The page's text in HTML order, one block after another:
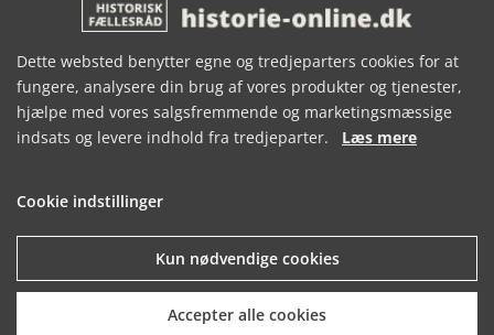
SE RELATEREDE ARTIKLER
POLEN I 1000 ÅR
KRAKÓW
KÆRLIGHED I
Dette websted benytter egne og tredjeparters cookies for at
fungere, analysere din brug af vores produkter og tjenester,
hjælpe med vores salgsfremmende og marketingsmæssige
indsats og levere indhold fra tredjeparter. Læs mere
Cookie indstillinger
Kun nødvendige cookies
Accepter alle cookies